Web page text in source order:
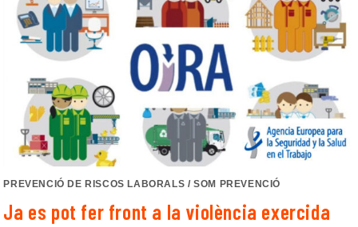
PREVENCIÓ DE RISCOS LABORALS /SOM PREVENCIÓ
Ja es pot fer front a la violència exercida